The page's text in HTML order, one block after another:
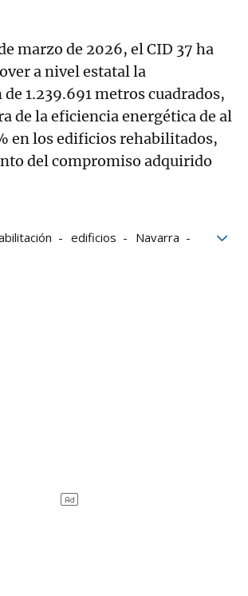
marzo de 2026, el CID 37 ha
a nivel estatal la
1.239.691 metros cuadrados,
de la eficiencia energética de al
en los edificios rehabilitados,
del compromiso adquirido
edificios
Navarra